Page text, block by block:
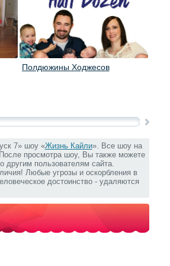
Полдюжины Ходжесов
7» шоу «Жизнь Кайли». Все шоу на
просмотра шоу, Вы также можете
другим пользователям сайта.
Любые угрозы и оскорбления в
достоинство - удаляются